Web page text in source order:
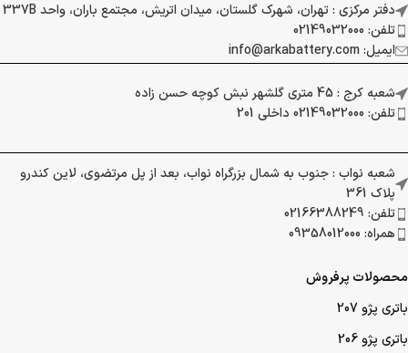
دفتر مرکزی : تهران، شهرک گلستان، میدان اتریش، مجتمع باران، واحد 337B
تلفن: 02149032000
ایمیل: info@arkabattery.com
شعبه کرج : 45 متری گلشهر نبش کوچه حسن زاده
تلفن: 02149032000 داخلی 201
شعبه نواب : جنوب به شمال بزرگراه نواب، بعد از پل مرتضوی، لاین کندرو
پلاک 361
تلفن: 02166388249
همراه: 09358012000
محصولات پرفروش
باتری پژو 207
باتری پژو 206